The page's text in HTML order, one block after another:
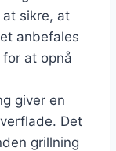
sikre, at
anbefales
at opnå
giver en
Det
grillning